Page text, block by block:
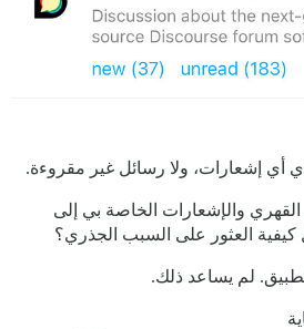
أي إشعارات، ولا رسائل غير مقروءة.
والإشعارات الخاصة بي إلى
كيفية العثور على السبب الجذري؟
لم يساعد ذلك.